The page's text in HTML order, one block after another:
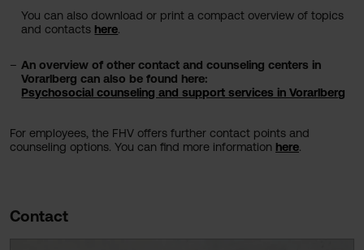
You can also download or print a compact overview of topics
and contacts here.
An overview of other contact and counseling centers in
Vorarlberg can also be found here:
Psychosocial counseling and support services in Vorarlberg
For employees, the FHV offers further contact points and
counseling options. You can find more information here.
Contact